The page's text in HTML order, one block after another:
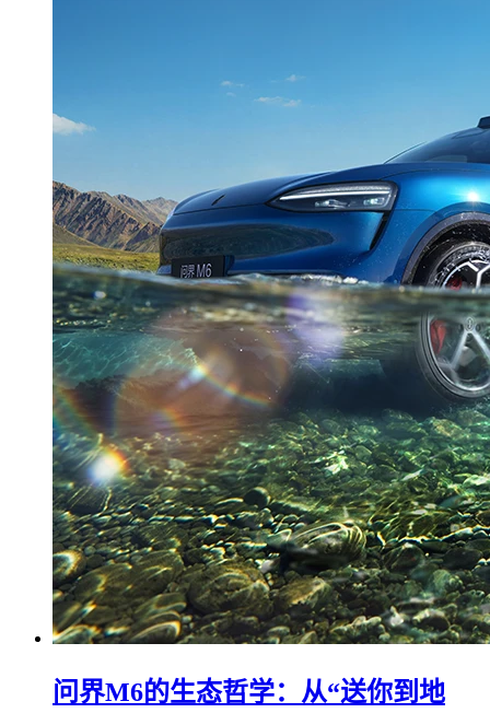
问界M6的生态哲学：从“送你到地